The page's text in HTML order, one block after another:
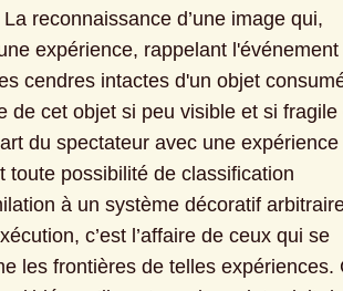
reconnaissance d’une image qui,
expérience, rappelant l'événement
cendres intactes d'un objet
de cet objet si peu visible et si fragile
du spectateur avec une expérience
toute possibilité de classification
à un système décoratif
c’est l’affaire de ceux qui se
les frontières de telles expériences.